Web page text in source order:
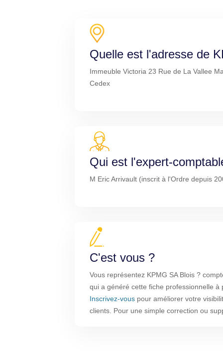
Quelle est l'adresse de
Immeuble Victoria 23 Rue de La Vallee
Cedex
Qui est l'expert-
M Eric Arrivault (inscrit à l'Ordre depuis
C'est vous ?
Vous représentez KPMG SA Blois ?
qui a généré cette fiche professionnelle
Inscrivez-vous pour améliorer votre
clients. Pour une simple correction ou